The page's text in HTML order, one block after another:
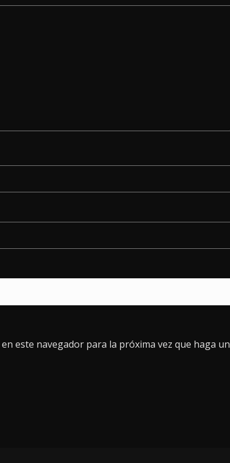
este navegador para la próxima vez que haga un